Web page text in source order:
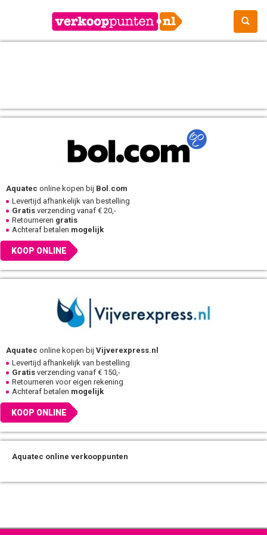
Aquatec online kopen bij Bol.com
Levertijd afhankelijk van bestelling
Gratis verzending vanaf € 20,-
Retourneren gratis
Achteraf betalen mogelijk
KOOP ONLINE
Aquatec online kopen bij Vijverexpress.nl
Levertijd afhankelijk van bestelling
Gratis verzending vanaf € 150,-
Retourneren voor eigen rekening
Achteraf betalen mogelijk
KOOP ONLINE
Aquatec online verkooppunten